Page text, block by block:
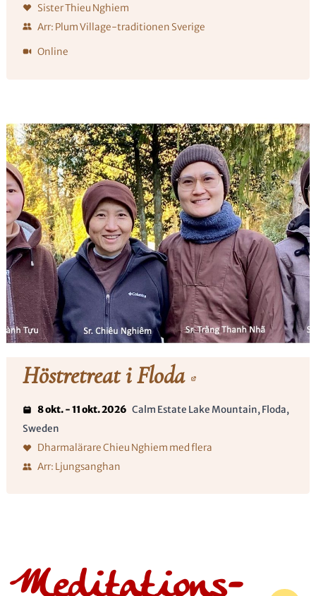
Sister Thieu Nghiem
Arr: Plum Village-traditionen Sverige
Online
Höstretreat i Floda
8 okt. - 11 okt. 2026 Calm Estate Lake Mountain, Floda,
Sweden
Dharmalärare Chieu Nghiem med flera
Arr: Ljungsanghan